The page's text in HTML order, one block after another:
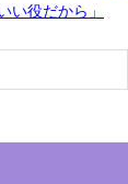
い役だから」